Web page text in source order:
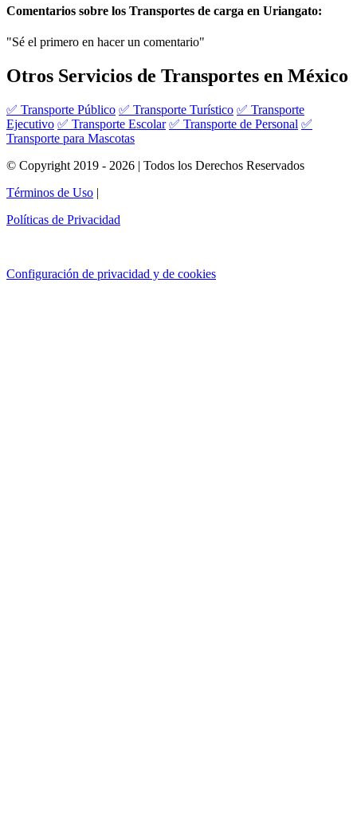
Comentarios sobre los Transportes de carga en Uriangato:
"Sé el primero en hacer un comentario"
Otros Servicios de Transportes en México
✅ Transporte Público ✅ Transporte Turístico ✅ Transporte
Ejecutivo ✅ Transporte Escolar ✅ Transporte de Personal ✅
Transporte para Mascotas
© Copyright 2019 - 2026 | Todos los Derechos Reservados
Términos de Uso |
Políticas de Privacidad
Configuración de privacidad y de cookies